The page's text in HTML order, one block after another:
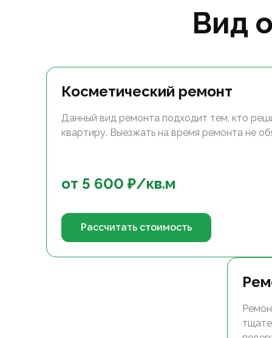
Вид
Косметический ремонт
Данный вид ремонта подходит тем, кто
квартиру. Выезжать на время ремонта не
от 5 600 ₽/кв.м
Рассчитать стоимость